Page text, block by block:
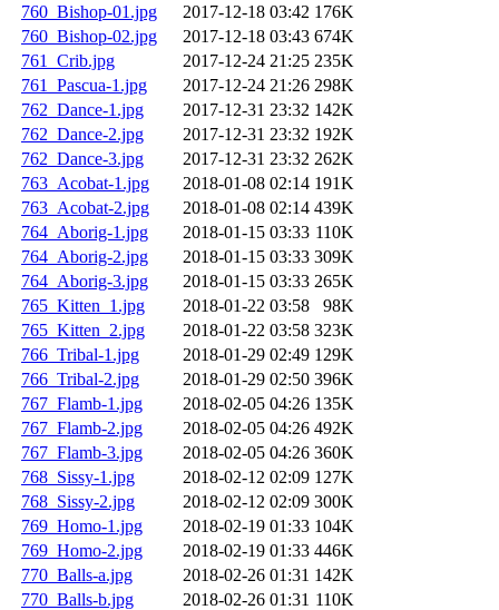
760_Bishop-01.jpg
2017-12-18 03:42 176K
760_Bishop-02.jpg
2017-12-18 03:43 674K
761_Crib.jpg
2017-12-24 21:25 235K
761_Pascua-1.jpg
2017-12-24 21:26 298K
762_Dance-1.jpg
2017-12-31 23:32 142K
762_Dance-2.jpg
2017-12-31 23:32 192K
762_Dance-3.jpg
2017-12-31 23:32 262K
763_Acobat-1.jpg
2018-01-08 02:14 191K
763_Acobat-2.jpg
2018-01-08 02:14 439K
764_Aborig-1.jpg
2018-01-15 03:33 110K
764_Aborig-2.jpg
2018-01-15 03:33 309K
764_Aborig-3.jpg
2018-01-15 03:33 265K
765_Kitten_1.jpg
2018-01-22 03:58
98K
765_Kitten_2.jpg
2018-01-22 03:58 323K
766_Tribal-1.jpg
2018-01-29 02:49 129K
766_Tribal-2.jpg
2018-01-29 02:50 396K
767_Flamb-1.jpg
2018-02-05 04:26 135K
767_Flamb-2.jpg
2018-02-05 04:26 492K
767_Flamb-3.jpg
2018-02-05 04:26 360K
768_Sissy-1.jpg
2018-02-12 02:09 127K
768_Sissy-2.jpg
2018-02-12 02:09 300K
769_Homo-1.jpg
2018-02-19 01:33 104K
769_Homo-2.jpg
2018-02-19 01:33 446K
770_Balls-a.jpg
2018-02-26 01:31 142K
770_Balls-b.jpg
2018-02-26 01:31 110K